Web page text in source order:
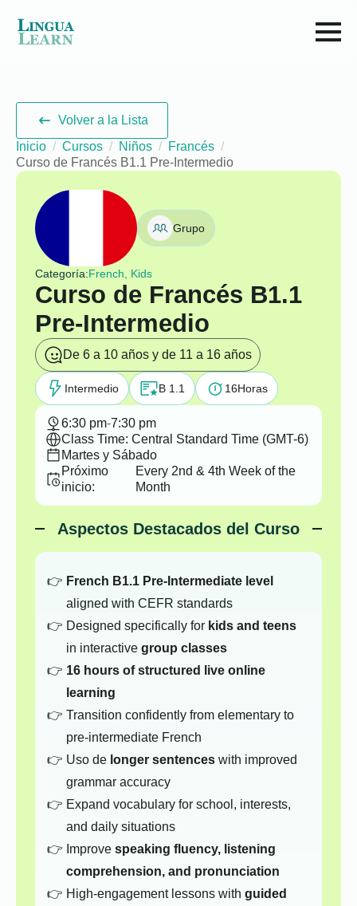
Volver a la Lista
Inicio
Cursos Niños
Francés
Curso de Francés B1.1 Pre-Intermedio
Grupo
Categoría:French, Kids
Curso de Francés B1.1
Pre-Intermedio
De 6 a 10 años y de 11 a 16 años
Intermedio B 1.1 16Horas
6:30 pm-7:30 pm
Class Time: Central Standard Time (GMT-6)
Martes y Sábado
Próximo
inicio:
Every 2nd & 4th Week of the
Month
Aspectos Destacados del Curso
French B1.1 Pre-Intermediate level
aligned with CEFR standards
Designed specifically for kids and teens
in interactive group classes
16 hours of structured live online
learning
Transition confidently from elementary to
pre-intermediate French
Uso de longer sentenceswith improved
grammar accuracy
Expand vocabulary for school, interests,
and daily situations
Improve speaking fluency, listening
comprehension, and pronunciation
High-engagement lessons with guided